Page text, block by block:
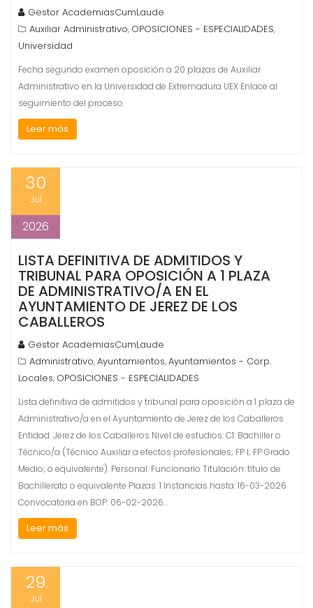
Gestor AcademiasCumLaude
Auxiliar Administrativo, OPOSICIONES - ESPECIALIDADES,
Universidad
Fecha segundo examen oposición a 20 plazas de Auxiliar
Administrativo en la Universidad de Extremadura UEX Enlace al
seguimiento del proceso
Leer más
30
Jul
2026
LISTA DEFINITIVA DE ADMITIDOS Y
TRIBUNAL PARA OPOSICIÓN A 1 PLAZA
DE ADMINISTRATIVO/A EN EL
AYUNTAMIENTO DE JEREZ DE LOS
CABALLEROS
Gestor AcademiasCumLaude
Administrativo,Ayuntamientos,Ayuntamientos - Corp.
Locales, OPOSICIONES - ESPECIALIDADES
Lista definitiva de admitidos y tribunal para oposición a 1 plaza de
Administrativo/a en el Ayuntamiento de Jerez de los Caballeros
Entidad: Jerez de los Caballeros Nivel de estudios: C1: Bachiller o
Técnico/a (Técnico Auxiliar a efectos profesionales; FP I; FP Grado
Medio; o equivalente). Personal: Funcionario Titulación: título de
Bachillerato o equivalente Plazas: 1 Instancias hasta: 16-03-2026
Convocatoria en BOP: 06-02-2026…
Leer más
29
Jul